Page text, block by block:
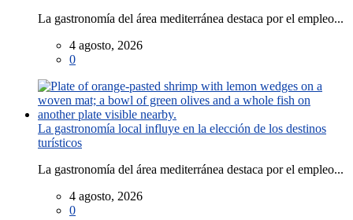
La gastronomía del área mediterránea destaca por el empleo...
4 agosto, 2026
0
La gastronomía local influye en la elección de los destinos
turísticos
La gastronomía del área mediterránea destaca por el empleo...
4 agosto, 2026
0